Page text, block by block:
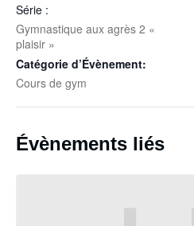
Série :
Gymnastique aux agrès 2 «
plaisir »
Catégorie d’Évènement:
Cours de gym
Évènements liés